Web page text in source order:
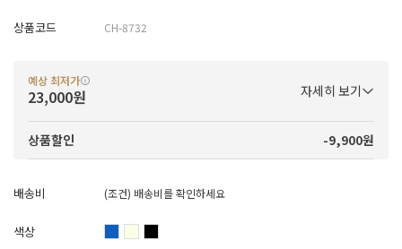
상품코드 CH-8732
예상 최저가
23,000원 자세히 보기
상품할인 -9,900원
배송비 (조건) 배송비를 확인하세요
색상